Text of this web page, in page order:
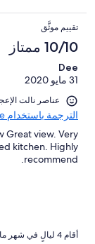
the ferry so it's
live next door so
our stay and
kangaroo
island.
تقييم موثَّق
10/10 ممتاز
Dee
31 مايو 2020
عناصر نالت الإعجاب: ⁦النظافة⁩ و⁦مستوى
الترجمة باستخدام Google
Great view. Very
kitchen. Highly
recommend.
أقام 4 ليالٍ في شهر مايو عام 2020